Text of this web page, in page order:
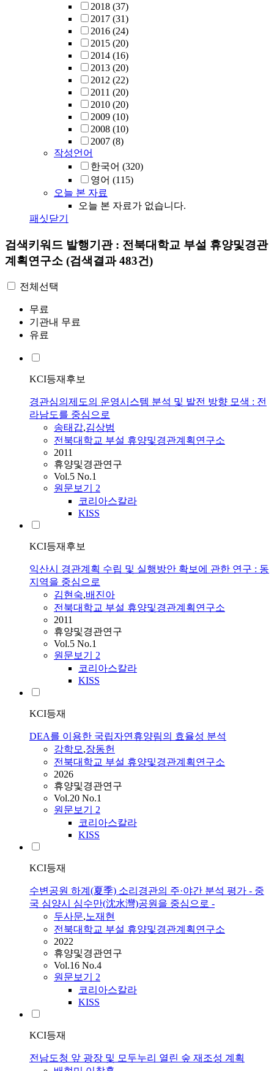
2018 (37)
2017 (31)
2016 (24)
2015 (20)
2014 (16)
2013 (20)
2012 (22)
2011 (20)
2010 (20)
2009 (10)
2008 (10)
2007 (8)
작성언어
한국어 (320)
영어 (115)
오늘 본 자료
오늘 본 자료가 없습니다.
패싯닫기
검색키워드 발행기관 : 전북대학교 부설 휴양및경관
계획연구소 (검색결과 483건)
전체선택
무료
기관내 무료
유료
KCI등재후보
경관심의제도의 운영시스템 분석 및 발전 방향 모색 : 전
라남도를 중심으로
송태갑,김상범
전북대학교 부설 휴양및경관계획연구소
2011
휴양및경관연구
Vol.5 No.1
원문보기 2
코리아스칼라
KISS
KCI등재후보
익산시 경관계획 수립 및 실행방안 확보에 관한 연구 : 동
지역을 중심으로
김현숙,배진아
전북대학교 부설 휴양및경관계획연구소
2011
휴양및경관연구
Vol.5 No.1
원문보기 2
코리아스칼라
KISS
KCI등재
DEA를 이용한 국립자연휴양림의 효율성 분석
강학모,장동헌
전북대학교 부설 휴양및경관계획연구소
2026
휴양및경관연구
Vol.20 No.1
원문보기 2
코리아스칼라
KISS
KCI등재
수변공원 하계(夏季) 소리경관의 주·야간 분석 평가 - 중
국 심양시 심수만(沈水灣)공원을 중심으로 -
두사문,노재현
전북대학교 부설 휴양및경관계획연구소
2022
휴양및경관연구
Vol.16 No.4
원문보기 2
코리아스칼라
KISS
KCI등재
전남도청 앞 광장 및 모두누리 열린 숲 재조성 계획